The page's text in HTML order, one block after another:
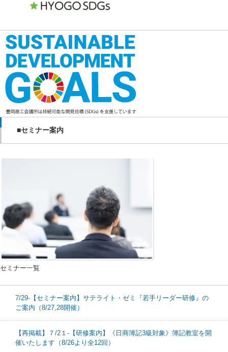
■セミナー案内
セミナー一覧
7/29-【セミナー案内】サテライト・ゼミ『若手リーダー研修』の
ご案内（8/27,28開催）
【再掲載】７/2１-【研修案内】《日商簿記3級対象》簿記教室を開
催いたします（8/26より全12回）